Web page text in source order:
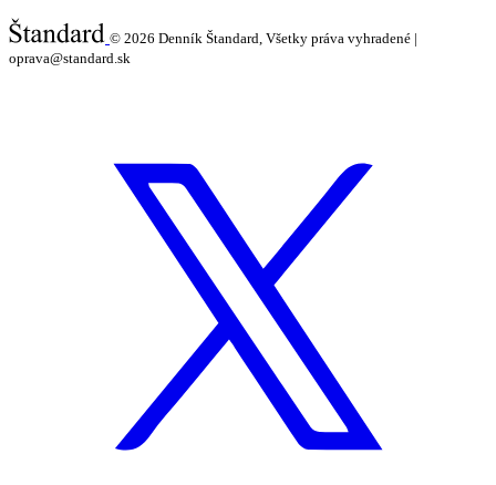
© 2026 Denník Štandard, Všetky práva vyhradené |
oprava@standard.sk